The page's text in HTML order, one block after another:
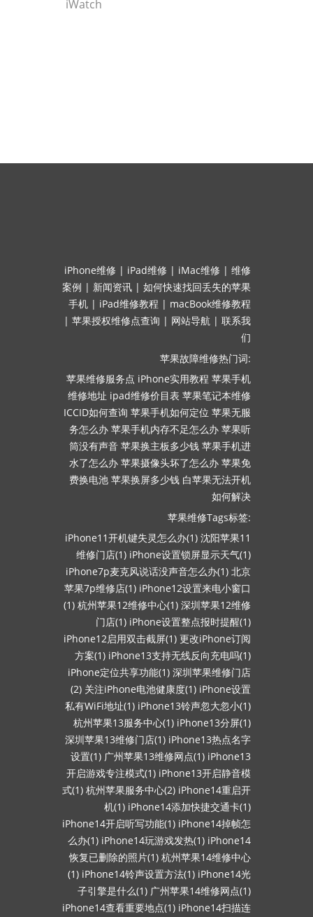
iWatch
iPhone维修 | iPad维修 | iMac维修 | 维修
案例 | 新闻资讯 | 如何快速找回丢失的苹果
手机 | iPad维修教程 | macBook维修教程
| 苹果授权维修点查询 | 网站导航 | 联系我
们
苹果故障维修热门词:
苹果维修服务点 iPhone实用教程 苹果手机
维修地址 ipad维修价目表 苹果笔记本维修
ICCID如何查询 苹果手机如何定位 苹果无服
务怎么办 苹果手机内存不足怎么办 苹果听
筒没有声音 苹果换主板多少钱 苹果手机进
水了怎么办 苹果摄像头坏了怎么办 苹果免
费换电池 苹果换屏多少钱 白苹果无法开机
如何解决
苹果维修Tags标签:
iPhone11开机键失灵怎么办(1) 沈阳苹果11
维修门店(1) iPhone设置锁屏显示天气(1)
iPhone7p麦克风说话没声音怎么办(1) 北京
苹果7p维修店(1) iPhone12设置来电小窗口
(1) 杭州苹果12维修中心(1) 深圳苹果12维修
门店(1) iPhone设置整点报时提醒(1)
iPhone12启用双击截屏(1) 更改iPhone订阅
方案(1) iPhone13支持无线反向充电吗(1)
iPhone定位共享功能(1) 深圳苹果维修门店
(2) 关注iPhone电池健康度(1) iPhone设置
私有WiFi地址(1) iPhone13铃声忽大忽小(1)
杭州苹果13服务中心(1) iPhone13分屏(1)
深圳苹果13维修门店(1) iPhone13热点名字
设置(1) 广州苹果13维修网点(1) iPhone13
开启游戏专注模式(1) iPhone13开启静音模
式(1) 杭州苹果服务中心(2) iPhone14重启开
机(1) iPhone14添加快捷交通卡(1)
iPhone14开启听写功能(1) iPhone14掉帧怎
么办(1) iPhone14玩游戏发热(1) iPhone14
恢复已删除的照片(1) 杭州苹果14维修中心
(1) iPhone14铃声设置方法(1) iPhone14光
子引擎是什么(1) 广州苹果14维修网点(1)
iPhone14查看重要地点(1) iPhone14扫描连